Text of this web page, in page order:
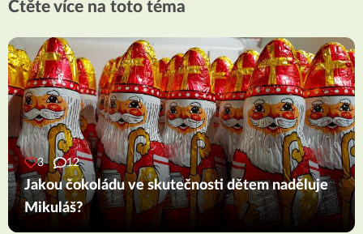
Čtěte více na toto téma
3 12
Jakou čokoládu ve skutečnosti dětem naděluje
Mikuláš?